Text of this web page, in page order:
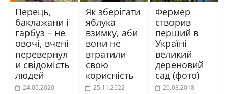
Перець,
баклажани і
гарбуз – не
овочі, вчені
перевернул
и свідомість
людей
24.05.2020
Як зберігати
яблука
взимку, аби
вони не
втратили
свою
корисність
25.11.2022
Фермер
створив
перший в
Україні
великий
дереновий
сад (фото)
20.03.2018